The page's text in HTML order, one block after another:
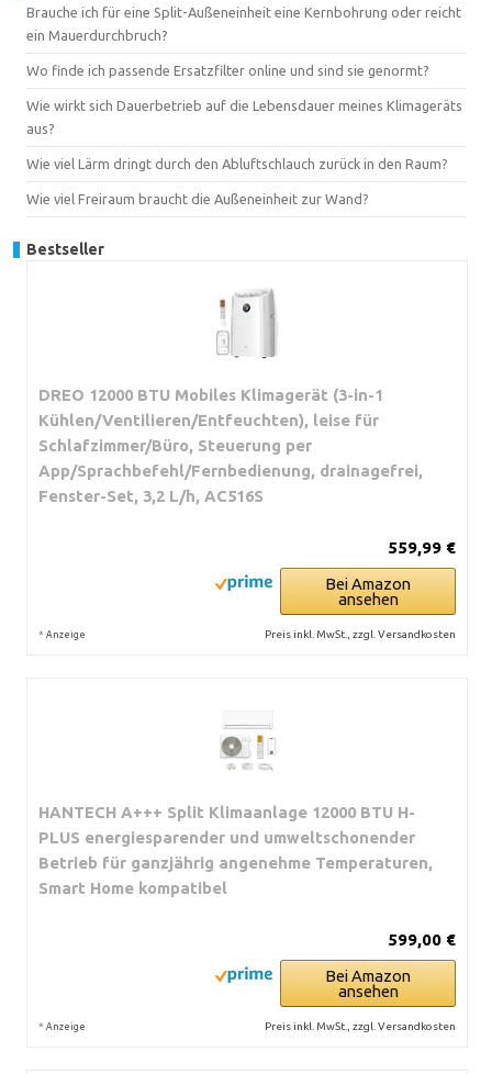
Brauche ich für eine Split-Außeneinheit eine Kernbohrung oder reicht
ein Mauerdurchbruch?
Wo finde ich passende Ersatzfilter online und sind sie genormt?
Wie wirkt sich Dauerbetrieb auf die Lebensdauer meines Klimageräts
aus?
Wie viel Lärm dringt durch den Abluftschlauch zurück in den Raum?
Wie viel Freiraum braucht die Außeneinheit zur Wand?
Bestseller
DREO 12000 BTU Mobiles Klimagerät (3-in-1
Kühlen/Ventilieren/Entfeuchten), leise für
Schlafzimmer/Büro, Steuerung per
App/Sprachbefehl/Fernbedienung, drainagefrei,
Fenster-Set, 3,2 L/h, AC516S
559,99 €
Bei Amazon
ansehen
* Anzeige Preis inkl. MwSt., zzgl. Versandkosten
HANTECH A+++ Split Klimaanlage 12000 BTU H-
PLUS energiesparender und umweltschonender
Betrieb für ganzjährig angenehme Temperaturen,
Smart Home kompatibel
599,00 €
Bei Amazon
ansehen
* Anzeige Preis inkl. MwSt., zzgl. Versandkosten